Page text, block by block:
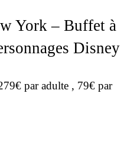
York – Buffet à
Disney
par adulte , 79€ par